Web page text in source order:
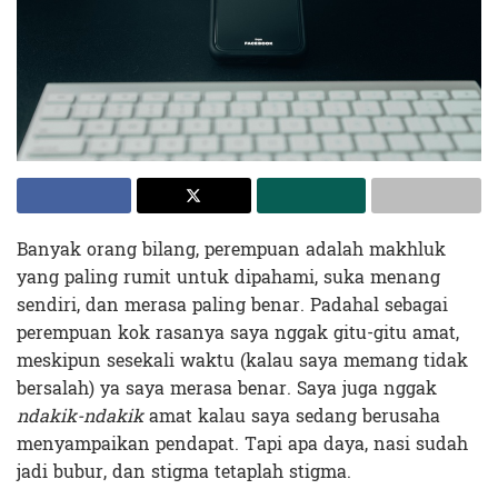
Banyak orang bilang, perempuan adalah makhluk
yang paling rumit untuk dipahami, suka menang
sendiri, dan merasa paling benar. Padahal sebagai
perempuan kok rasanya saya nggak gitu-gitu amat,
meskipun sesekali waktu (kalau saya memang tidak
bersalah) ya saya merasa benar. Saya juga nggak
ndakik-ndakikamat kalau saya sedang berusaha
menyampaikan pendapat. Tapi apa daya, nasi sudah
jadi bubur, dan stigma tetaplah stigma.